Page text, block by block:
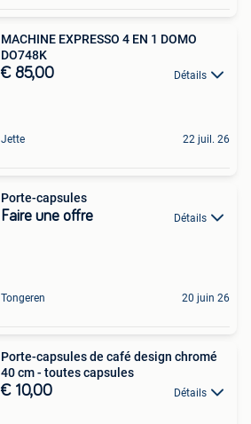
MACHINE EXPRESSO 4 EN 1 DOMO
DO748K
€ 85,00 Détails
Jette 22 juil. 26
Porte-capsules
Faire une offre Détails
Tongeren 20 juin 26
Porte-capsules de café design chromé
40 cm - toutes capsules
€ 10,00 Détails